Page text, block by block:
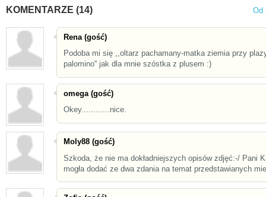
KOMENTARZE (14) Od
Rena (gość)
Podoba mi się ,,oltarz pachamany-matka ziemia przy
palomino'' jak dla mnie szóstka z plusem :)
omega (gość)
Okey............nice.
Moly88 (gość)
Szkoda, że nie ma dokładniejszych opisów zdjęć:-/ Pani
mogła dodać ze dwa zdania na temat przedstawianych